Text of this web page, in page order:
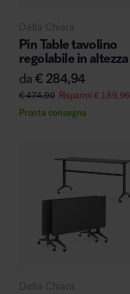
Della Chiara
Pin Table tavolino
regolabile in altezza
da€ 284,94
€474,90 Risparmi€189,96
Pronta consegna
Della Chiara